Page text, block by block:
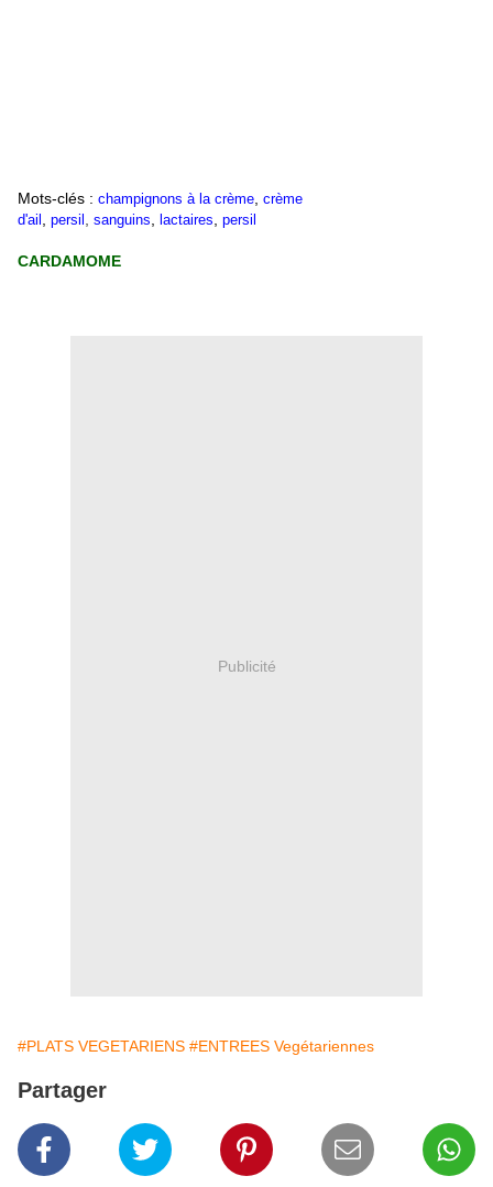
Mots-clés : champignons à la crème crème
d'ail
persil sanguins lactaires persil
CARDAMOME
Publicité
#PLATS VEGETARIENS #ENTREES Vegétariennes
Partager